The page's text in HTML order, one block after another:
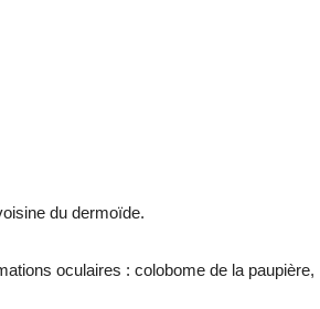
du dermoïde.
oculaires : colobome de la paupière,